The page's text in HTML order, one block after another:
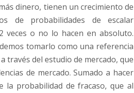
dinero, tienen un crecimiento de
de probabilidades de escalar
veces o no lo hacen en absoluto.
tomarlo como una referencia
través del estudio de mercado, que
de mercado. Sumado a hacer
la probabilidad de fracaso, que al